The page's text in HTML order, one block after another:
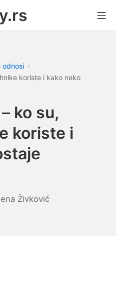
odnosi
koriste i kako neko
ko su,
koriste i
Živković